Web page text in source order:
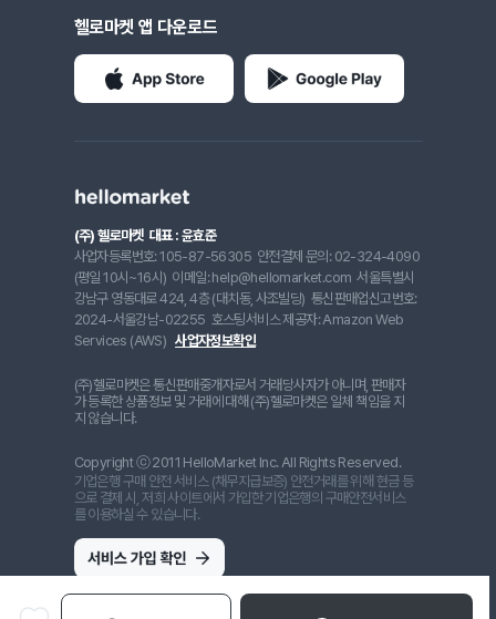
헬로마켓 앱 다운로드
(주) 헬로마켓 대표 : 윤효준
사업자등록번호: 105-87-56305 안전결제 문의: 02-324-4090
(평일 10시~16시) 이메일: help@hellomarket.com 서울특별시
강남구 영동대로 424, 4층 (대치동, 사조빌딩) 통신판매업신고번호:
2024-서울강남-02255 호스팅서비스 제공자: Amazon Web
Services (AWS) 사업자정보확인
(주)헬로마켓은 통신판매중개자로서 거래당사자가 아니며, 판매자
가 등록한 상품정보 및 거래에 대해 (주)헬로마켓은 일체 책임을 지
지 않습니다.
Copyright ⓒ 2011 HelloMarket Inc. All Rights Reserved.
기업은행 구매 안전 서비스 (채무지급보증) 안전거래를 위해 현금 등
으로 결제 시, 저희 사이트에서 가입한 기업은행의 구매안전서비스
를 이용하실 수 있습니다.